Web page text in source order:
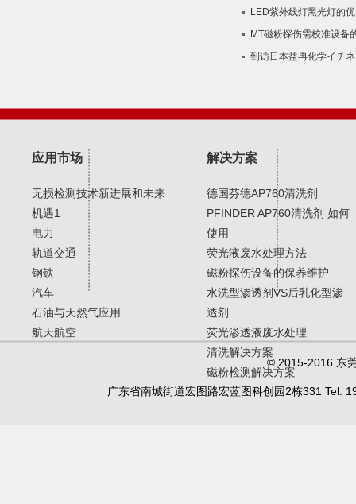
LED紫外线灯黑光灯的
MT磁粉探伤需校准设备
到访日本益冉化学イチ
应用市场
无损检测技术新进展和未来
机遇1
电力
轨道交通
钢铁
汽车
石油与天然气应用
航天航空
解决方案
德国芬德AP760清洗剂
PFINDER AP760清洗剂 如何
使用
荧光液废水处理方法
磁粉探伤设备的保养维护
水洗型渗透剂VS后乳化型渗
透剂
荧光渗透液废水处理
清洗解决方案
磁粉检测解决方案
© 2015-2016 东
广东省南城街道宏图路宏蓝图科创园2栋331 Tel: